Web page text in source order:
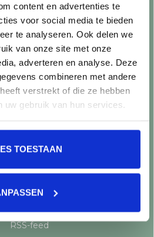
content en advertenties te
voor social media te bieden
te analyseren. Ook delen we
van onze site met onze
adverteren en analyse. Deze
combineren met andere
verstrekt of die ze hebben
gebruik van hun services.
TOESTAAN
Mix & Match
vragen
TegelStore.nl
Contact
voorwaarden
Privacy Policy
producten
producten
Merken
Tags
RSS-feed